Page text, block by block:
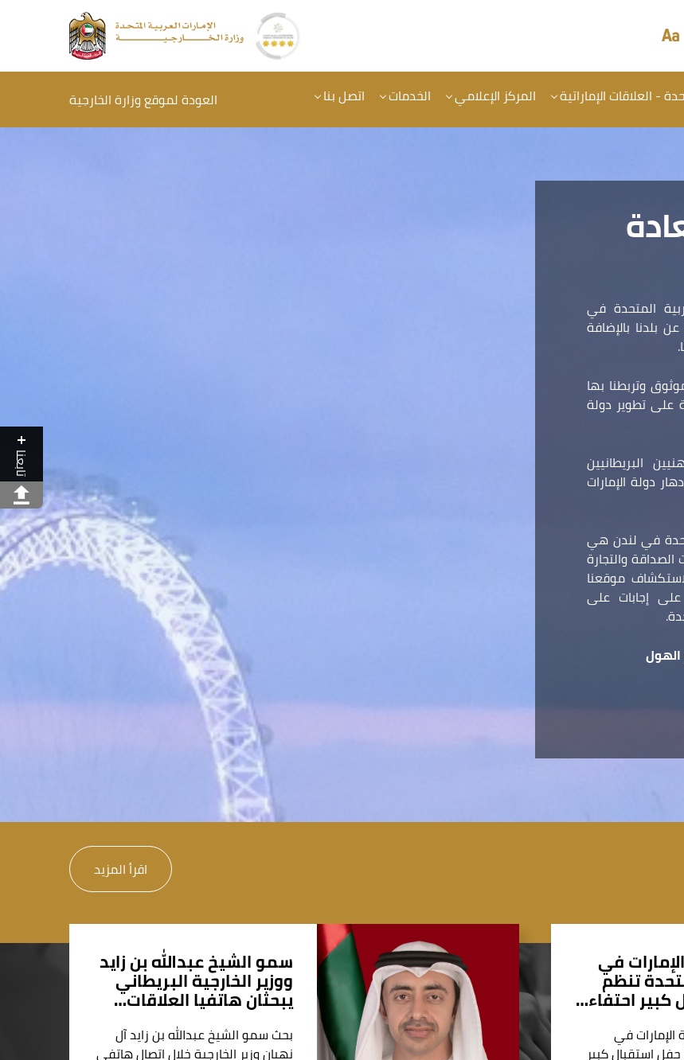
تابعنا
- العلاقات الإماراتية المركز الإعلامي الخدمات اتصل بنا العودة لموقع وزارة الخارجية
المتحدة في
بلدنا بالإضافة
وتربطنا بها
على تطوير دولة
البريطانيين
دولة الإمارات
في لندن هي
والتجارة
موقعنا
إجابات على
اقرأ المزيد
في
تنظم
احتفاء…
في
استقبال كبير
سمو الشيخ عبدالله بن زايد
ووزير الخارجية البريطاني
يبحثان هاتفيا العلاقات…
بحث سمو الشيخ عبدالله بن زايد آل
نهيان وزير الخارجية خلال اتصال هاتفي